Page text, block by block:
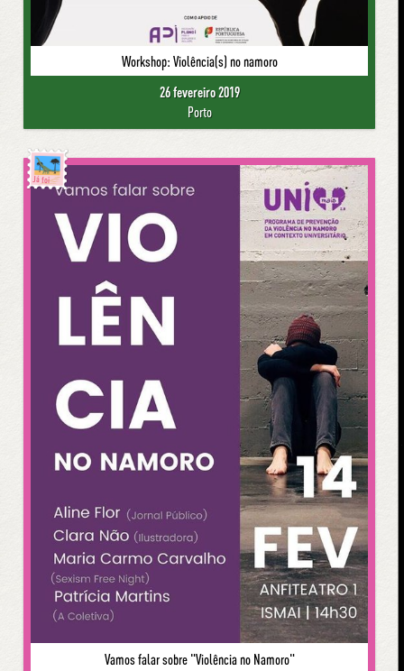
Workshop: Violência(s) no namoro
26 fevereiro 2019
Porto
Já foi
Vamos falar sobre "Violência no Namoro"